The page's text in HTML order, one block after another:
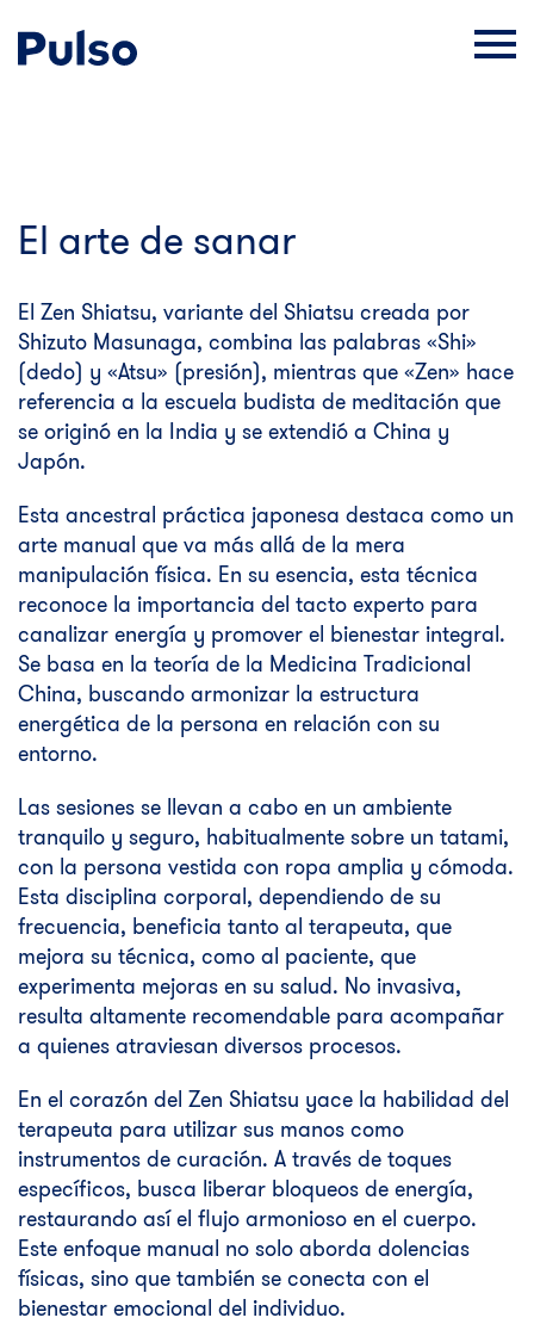
El arte de sanar
El Zen Shiatsu, variante del Shiatsu creada por
Shizuto Masunaga, combina las palabras «Shi»
(dedo) y «Atsu» (presión), mientras que «Zen» hace
referencia a la escuela budista de meditación que
se originó en la India y se extendió a China y
Japón.
Esta ancestral práctica japonesa destaca como un
arte manual que va más allá de la mera
manipulación física. En su esencia, esta técnica
reconoce la importancia del tacto experto para
canalizar energía y promover el bienestar integral.
Se basa en la teoría de la Medicina Tradicional
China, buscando armonizar la estructura
energética de la persona en relación con su
entorno.
Las sesiones se llevan a cabo en un ambiente
tranquilo y seguro, habitualmente sobre un tatami,
con la persona vestida con ropa amplia y cómoda.
Esta disciplina corporal, dependiendo de su
frecuencia, beneficia tanto al terapeuta, que
mejora su técnica, como al paciente, que
experimenta mejoras en su salud. No invasiva,
resulta altamente recomendable para acompañar
a quienes atraviesan diversos procesos.
En el corazón del Zen Shiatsu yace la habilidad del
terapeuta para utilizar sus manos como
instrumentos de curación. A través de toques
específicos, busca liberar bloqueos de energía,
restaurando así el flujo armonioso en el cuerpo.
Este enfoque manual no solo aborda dolencias
físicas, sino que también se conecta con el
bienestar emocional del individuo.